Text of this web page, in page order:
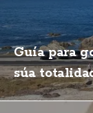
Guía para
súa